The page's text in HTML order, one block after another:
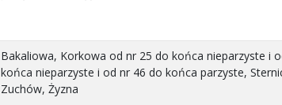
Bakaliowa, Korkowa od nr 25 do końca nieparzyste i
końca nieparzyste i od nr 46 do końca parzyste,
Zuchów, Żyzna